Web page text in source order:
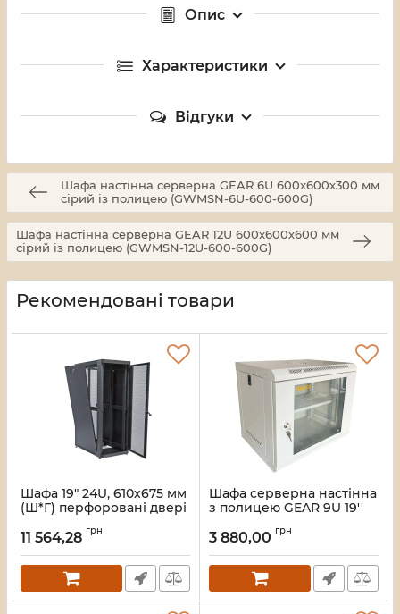
Опис
Характеристики
Відгуки
Шафа настінна серверна GEAR 6U 600x600х300 мм
сірий із полицею (GWMSN-6U-600-600G)
Шафа настінна серверна GEAR 12U 600x600х600 мм
сірий із полицею (GWMSN-12U-600-600G)
Рекомендовані товари
Шафа 19" 24U, 610х675 мм
(Ш*Г) перфоровані двері
Артикул:UA-MGSE2466MPB
11 564,28 грн
Шафа серверна настінна
з полицею GEAR 9U 19''
(GWMSN-9U-600-450G)
Артикул:28_418
3 880,00 грн